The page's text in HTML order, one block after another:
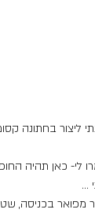
ליצור בחתונה
לי- כאן תהיה
…
בכניסה,